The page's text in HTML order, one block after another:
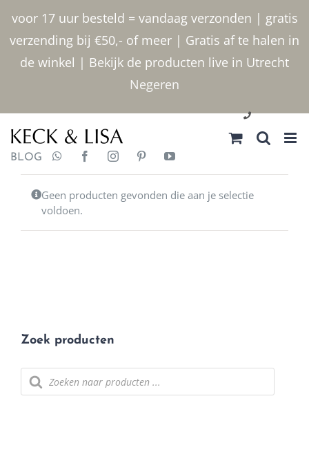
voor 17 uur besteld = vandaag verzonden | gratis
verzending bij €50,- of meer | Gratis af te halen in
de winkel | Bekijk de producten live in Utrecht
Negeren
inhoud
030 2400000
BLOG
Geen producten gevonden die aan je selectie
voldoen.
Zoek producten
Producten
zoeken